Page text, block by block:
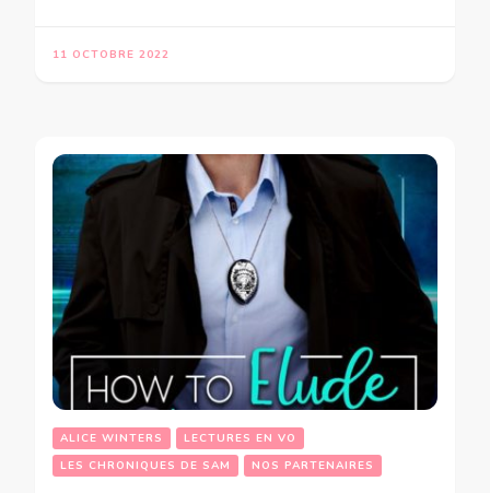
11 OCTOBRE 2022
ALICE WINTERS
LECTURES EN VO
LES CHRONIQUES DE SAM
NOS PARTENAIRES